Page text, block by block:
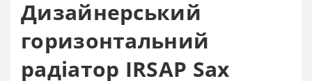
Дизайнерський
горизонтальний
радіатор IRSAP Sax